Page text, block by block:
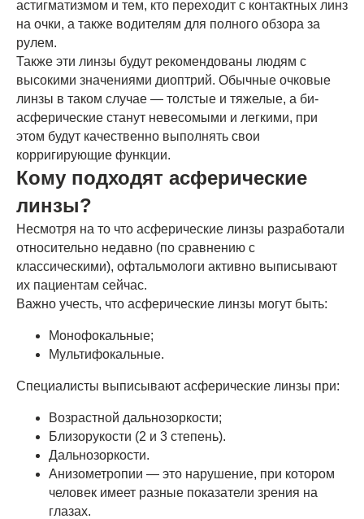
астигматизмом и тем, кто переходит с контактных линз
на очки, а также водителям для полного обзора за
рулем.
Также эти линзы будут рекомендованы людям с
высокими значениями диоптрий. Обычные очковые
линзы в таком случае — толстые и тяжелые, а би-
асферические станут невесомыми и легкими, при
этом будут качественно выполнять свои
корригирующие функции.
Кому подходят асферические
линзы?
Несмотря на то что асферические линзы разработали
относительно недавно (по сравнению с
классическими), офтальмологи активно выписывают
их пациентам сейчас.
Важно учесть, что асферические линзы могут быть:
Монофокальные;
Мультифокальные.
Специалисты выписывают асферические линзы при:
Возрастной дальнозоркости;
Близорукости (2 и 3 степень).
Дальнозоркости.
Анизометропии — это нарушение, при котором
человек имеет разные показатели зрения на
глазах.